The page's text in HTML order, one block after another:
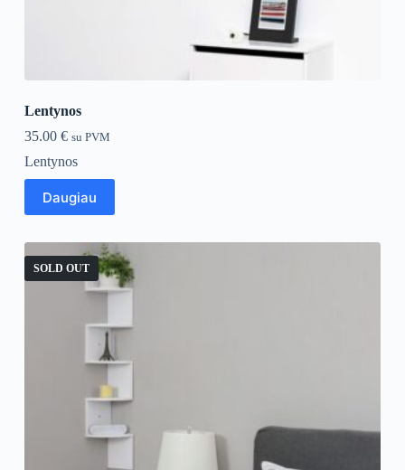
Lentynos
35.00 € su PVM
Lentynos
Daugiau
SOLD OUT